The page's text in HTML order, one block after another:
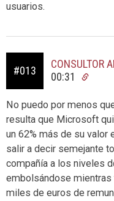
usuarios.
#013
CONSULTOR
00:31
No puedo por menos
resulta que Microsoft
un 62% más de su valor
salir a decir semejante
compañía a los niveles
embolsándose
miles de euros de